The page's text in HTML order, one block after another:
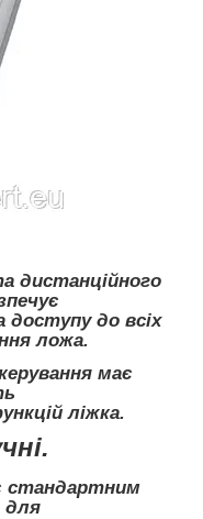
дистанційного
до всіх
ложа.
має
ліжка.
стандартним
для